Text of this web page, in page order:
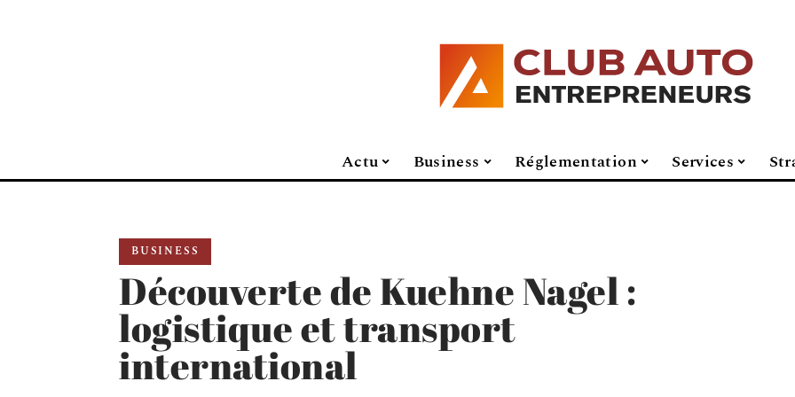
Actu Business Réglementation Services
BUSINESS
Découverte de Kuehne Nagel :
logistique et transport
international